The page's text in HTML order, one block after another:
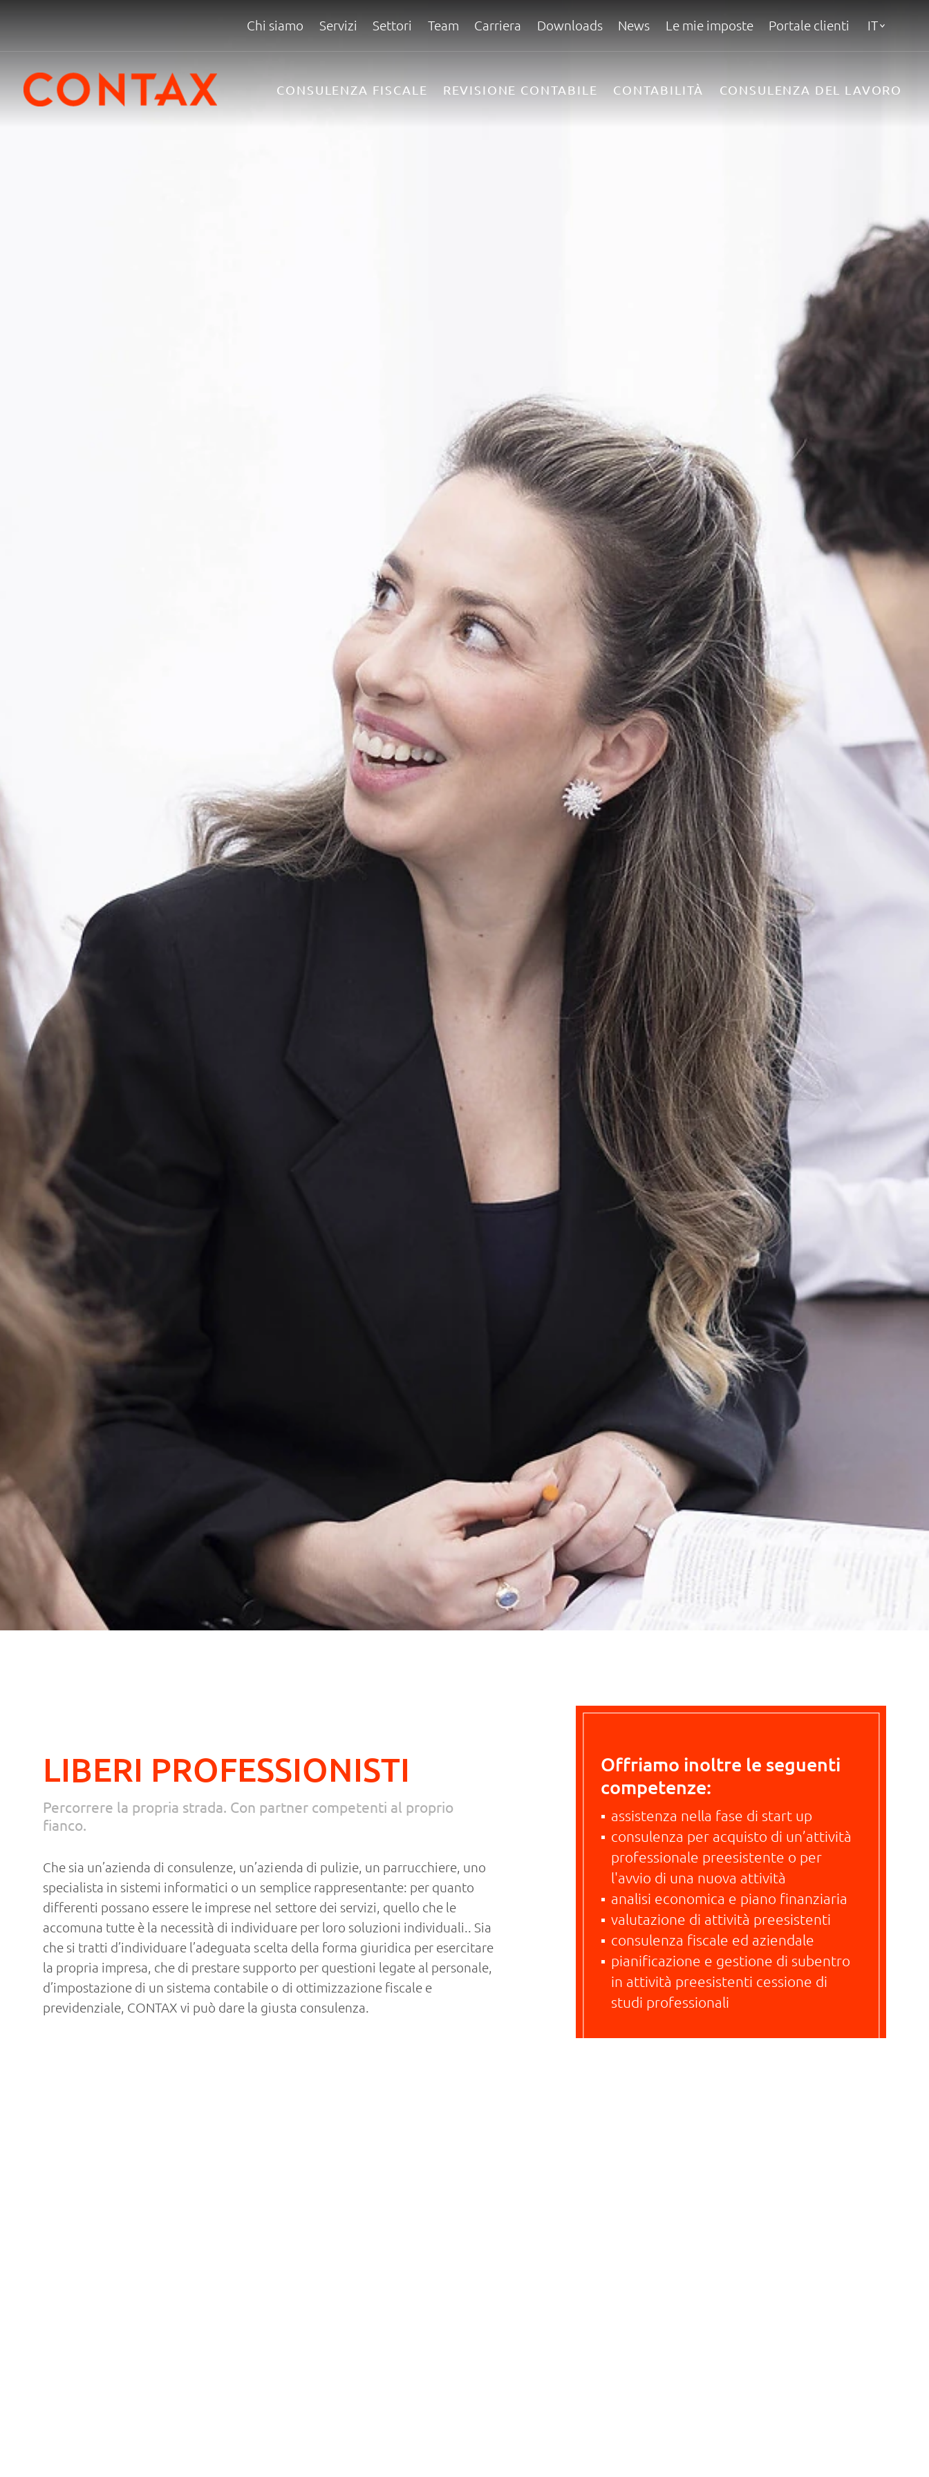
Chi siamo Servizi Settori Team Carriera Downloads News Le mie imposte Portale clienti IT
CONSULENZA FISCALE REVISIONE CONTABILE CONTABILITÀ CONSULENZA DEL LAVORO
LIBERI PROFESSIONISTI
Percorrere la propria strada. Con partner competenti al proprio
fianco.
Che sia un’azienda di consulenze, un’azienda di pulizie, un parrucchiere, uno
specialista in sistemi informatici o un semplice rappresentante: per quanto
differenti possano essere le imprese nel settore dei servizi, quello che le
accomuna tutte è la necessità di individuare per loro soluzioni individuali.. Sia
che si tratti d’individuare l’adeguata scelta della forma giuridica per esercitare
la propria impresa, che di prestare supporto per questioni legate al personale,
d’impostazione di un sistema contabile o di ottimizzazione fiscale e
previdenziale, CONTAX vi può dare la giusta consulenza.
Offriamo inoltre le seguenti
competenze:
assistenza nella fase di start up
consulenza per acquisto di un’attività
professionale preesistente o per
l'avvio di una nuova attività
analisi economica e piano finanziaria
valutazione di attività preesistenti
consulenza fiscale ed aziendale
pianificazione e gestione di subentro
in attività preesistenti cessione di
studi professionali